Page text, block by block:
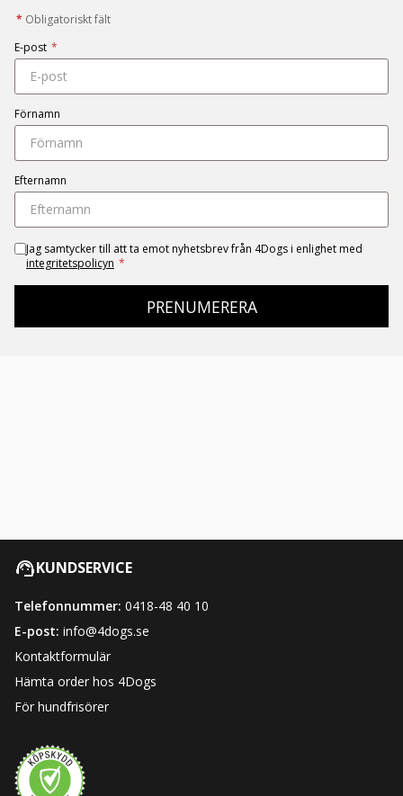
* Obligatoriskt fält
E-post *
Förnamn
Efternamn
Jag samtycker till att ta emot nyhetsbrev från 4Dogs i enlighet med
integritetspolicyn *
PRENUMERERA
KUNDSERVICE
Telefonnummer: 0418-48 40 10
E-post: info@4dogs.se
Kontaktformulär
Hämta order hos 4Dogs
För hundfrisörer